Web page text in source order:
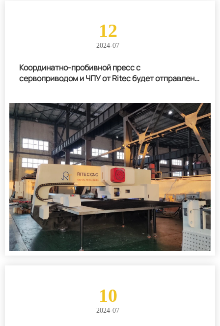
12
2024-07
Координатно-пробивной пресс с
сервоприводом и ЧПУ от Ritec будет отправлен в
10
2024-07